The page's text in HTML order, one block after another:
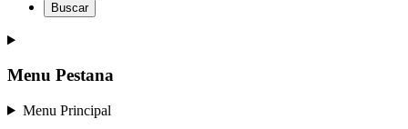
Buscar
Menu Pestana
Menu Principal